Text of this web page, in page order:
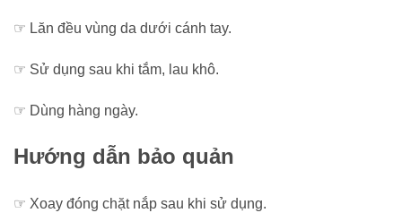
☞ Lăn đều vùng da dưới cánh tay.
☞ Sử dụng sau khi tắm, lau khô.
☞ Dùng hàng ngày.
Hướng dẫn bảo quản
☞ Xoay đóng chặt nắp sau khi sử dụng.